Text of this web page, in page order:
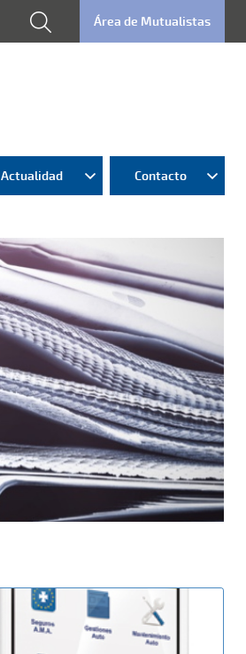
Área de Mutualistas
Actualidad Contacto